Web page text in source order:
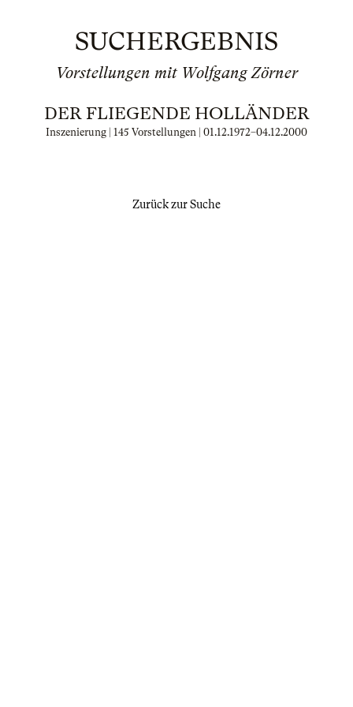
SUCHERGEBNIS
Vorstellungen mit Wolfgang Zörner
DER FLIEGENDE HOLLÄNDER
Inszenierung | 145 Vorstellungen | 01.12.1972–04.12.2000
Zurück zur Suche